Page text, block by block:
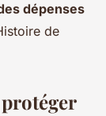
dépenses
de